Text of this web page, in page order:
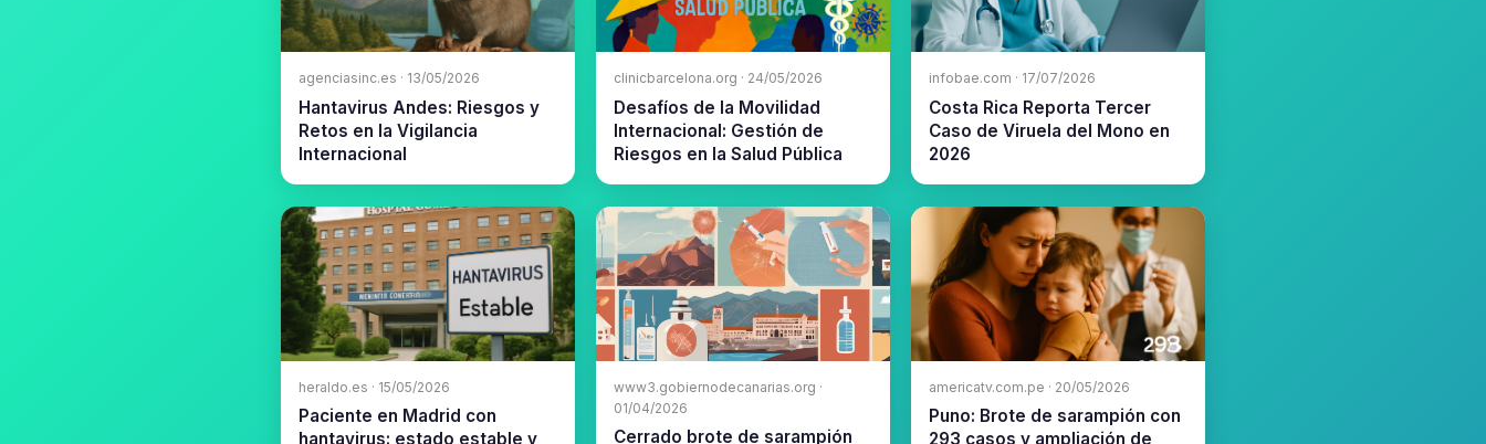
agenciasinc.es · 13/05/2026
Hantavirus Andes: Riesgos y
Retos en la Vigilancia
Internacional
clinicbarcelona.org · 24/05/2026
Desafíos de la Movilidad
Internacional: Gestión de
Riesgos en la Salud Pública
infobae.com · 17/07/2026
Costa Rica Reporta Tercer
Caso de Viruela del Mono en
2026
heraldo.es · 15/05/2026
Paciente en Madrid con
hantavirus: estado estable y
www3.gobiernodecanarias.org ·
01/04/2026
Cerrado brote de sarampión
americatv.com.pe · 20/05/2026
Puno: Brote de sarampión con
293 casos y ampliación de